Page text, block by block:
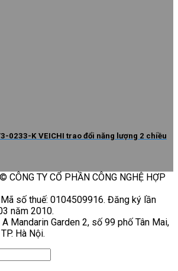
0233-K VEICHI trao đổi năng lượng 2 chiều
CÔNG TY CỔ PHẦN CÔNG NGHỆ HỢP
số thuế: 0104509916. Đăng ký lần
năm 2010.
Mandarin Garden 2, số 99 phố Tân Mai,
Hà Nội.